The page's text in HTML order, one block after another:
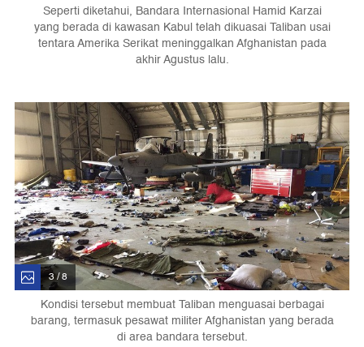
Seperti diketahui, Bandara Internasional Hamid Karzai
yang berada di kawasan Kabul telah dikuasai Taliban usai
tentara Amerika Serikat meninggalkan Afghanistan pada
akhir Agustus lalu.
3 / 8
Kondisi tersebut membuat Taliban menguasai berbagai
barang, termasuk pesawat militer Afghanistan yang berada
di area bandara tersebut.